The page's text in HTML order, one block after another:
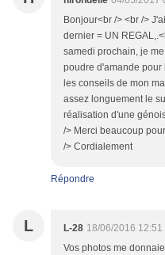
Bonjour<br /> <br />
dernier = UN
samedi prochain, je
poudre d'amande
les conseils de mon
assez longuement le
réalisation d'une
/> Merci beaucoup
/> Cordialement
Répondre
L L-28 18/06/2016 12:51
Vos photos me